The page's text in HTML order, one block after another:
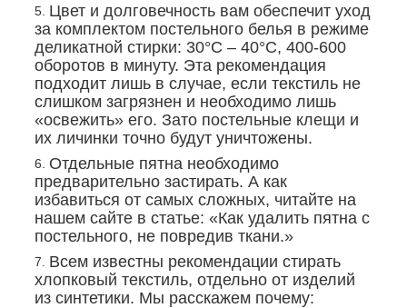
Цвет и долговечность вам обеспечит уход
за комплектом постельного белья в режиме
деликатной стирки: 30°С – 40°С, 400-600
оборотов в минуту. Эта рекомендация
подходит лишь в случае, если текстиль не
слишком загрязнен и необходимо лишь
«освежить» его. Зато постельные клещи и
их личинки точно будут уничтожены.
Отдельные пятна необходимо
предварительно застирать. А как
избавиться от самых сложных, читайте на
нашем сайте в статье: «Как удалить пятна с
постельного, не повредив ткани.»
Всем известны рекомендации стирать
хлопковый текстиль, отдельно от изделий
из синтетики. Мы расскажем почему: